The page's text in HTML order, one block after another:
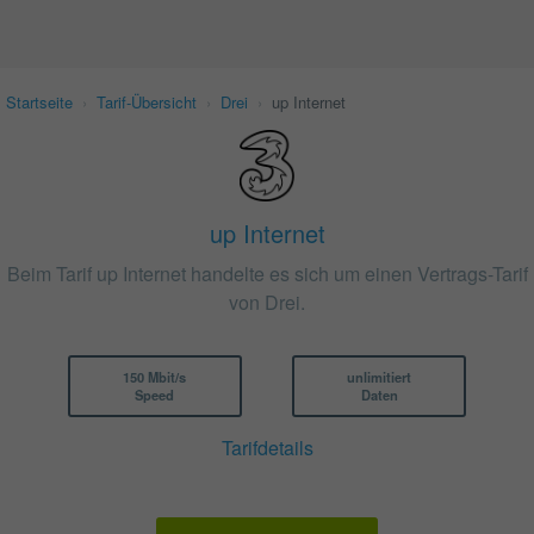
Startseite Tarif-Übersicht Drei up Internet
up Internet
Beim Tarif up Internet handelte es sich um einen Vertrags-Tarif
von Drei.
150 Mbit/s
Speed
unlimitiert
Daten
Tarifdetails